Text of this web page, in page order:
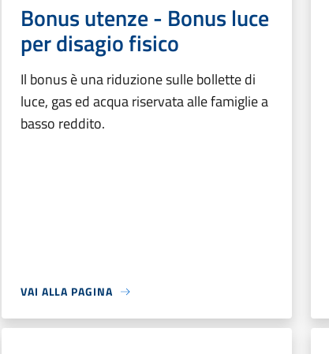
Bonus utenze - Bonus luce
per disagio fisico
Il bonus è una riduzione sulle bollette di
luce, gas ed acqua riservata alle famiglie a
basso reddito.
VAI ALLA PAGINA